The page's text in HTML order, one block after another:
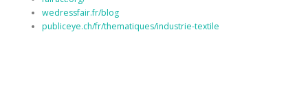
wedressfair.fr/blog
publiceye.ch/fr/thematiques/industrie-textile